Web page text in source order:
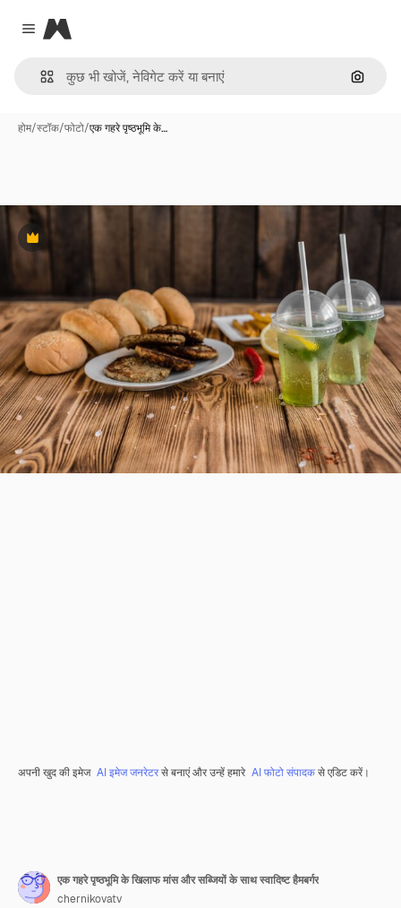
Close menu
Magnific
इमेज से
होम/स्टॉक/फोटो/एक गहरे पृष्ठभूमि के…
Premium
अपनी खुद की इमेज AI इमेज जनरेटरसे बनाएं और उन्हें हमारे AI फोटो संपादकसे एडिट करें।
एक गहरे पृष्ठभूमि के खिलाफ मांस और सब्जियों के साथ स्वादिष्ट हैमबर्गर
chernikovatv